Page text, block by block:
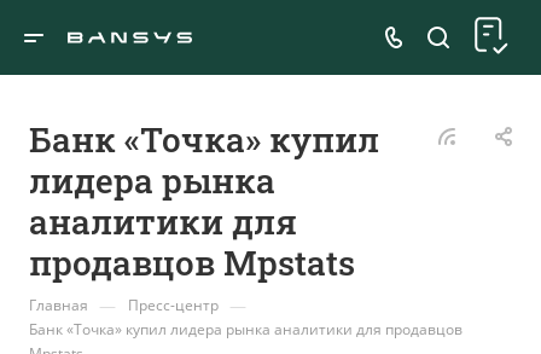
Банк «Точка» купил
лидера рынка
аналитики для
продавцов Mpstats
Главная — Пресс-центр —
Банк «Точка» купил лидера рынка аналитики для продавцов